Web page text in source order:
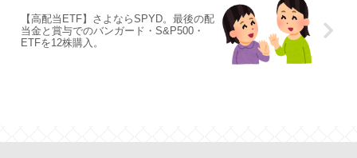
【高配当ETF】さよならSPYD。最後の配
当金と賞与でのバンガード・S&P500・
ETFを12株購入。